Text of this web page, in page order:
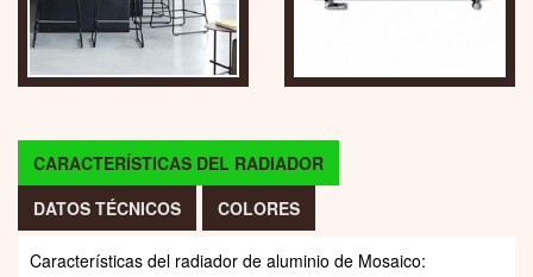
CARACTERÍSTICAS DEL RADIADOR
DATOS TÉCNICOS
COLORES
Características del radiador de aluminio de Mosaico: